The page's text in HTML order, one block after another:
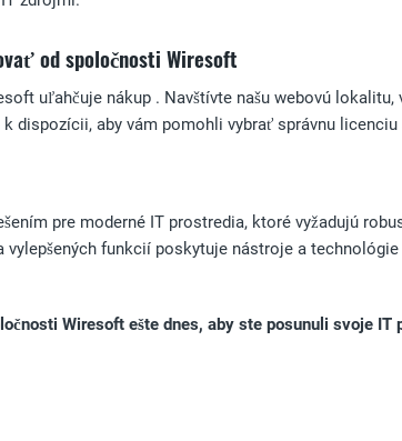
od spoločnosti Wiresoft
uľahčuje nákup . Navštívte našu webovú
dispozícii, aby vám pomohli vybrať správnu
pre moderné IT prostredia, ktoré vyžadujú
vylepšených funkcií poskytuje nástroje a
Wiresoft ešte dnes, aby ste posunuli svoje